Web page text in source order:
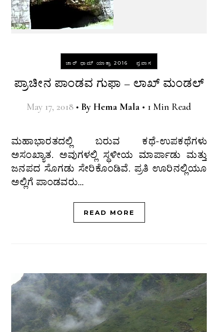
ಚಾರ್ ಧಾಮ್ ಯಾತ್ರಾ 2016 ಪ್ರವಾಸ
ಪ್ರಾಚೀನ ಪಾಂಡವ ಗುಫಾ – ಲಾಖ್ ಮಂಡಲ್
May 17, 2018 • By Hema Mala • 1 Min Read
ಮಹಾಭಾರತದಲ್ಲಿ ಬರುವ ಕಥೆ-ಉಪಕಥೆಗಳು
ಅಸಂಖ್ಯಾತ. ಅವುಗಳಲ್ಲಿ ಸ್ಥಳೀಯ ಮಾರ್ಪಾಡು ಮತ್ತು
ಜನಪದ ಸೊಗಡು ಸೇರಿಕೊಂಡಿವೆ. ಪ್ರತಿ ಊರಿನಲ್ಲಿಯೂ
ಅಲ್ಲಿಗೆ ಪಾಂಡವರು…
READ MORE